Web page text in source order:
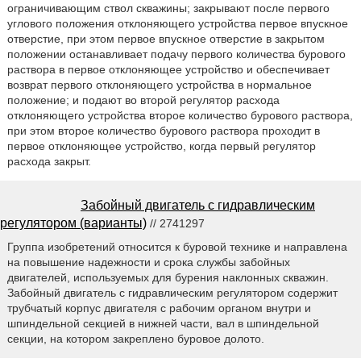
ограничивающим ствол скважины; закрывают после первого
углового положения отклоняющего устройства первое впускное
отверстие, при этом первое впускное отверстие в закрытом
положении останавливает подачу первого количества бурового
раствора в первое отклоняющее устройство и обеспечивает
возврат первого отклоняющего устройства в нормальное
положение; и подают во второй регулятор расхода
отклоняющего устройства второе количество бурового раствора,
при этом второе количество бурового раствора проходит в
первое отклоняющее устройство, когда первый регулятор
расхода закрыт.
Забойный двигатель с гидравлическим
регулятором (варианты) // 2741297
Группа изобретений относится к буровой технике и направлена
на повышение надежности и срока службы забойных
двигателей, используемых для бурения наклонных скважин.
Забойный двигатель с гидравлическим регулятором содержит
трубчатый корпус двигателя с рабочим органом внутри и
шпиндельной секцией в нижней части, вал в шпиндельной
секции, на котором закреплено буровое долото.